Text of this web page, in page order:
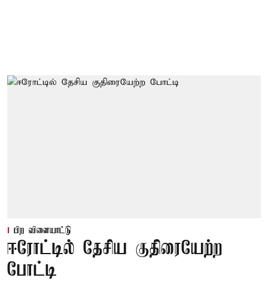
பிற விளையாட்டு
ஈரோட்டில் தேசிய குதிரையேற்ற
போட்டி